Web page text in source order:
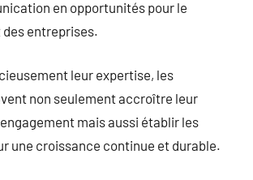
en opportunités pour le
entreprises.
leur expertise, les
non seulement accroître leur
mais aussi établir les
une croissance continue et durable.